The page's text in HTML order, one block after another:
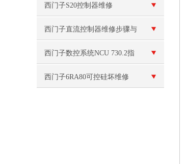
闸维修（所有故障现场检测）
西门子S20控制器维修
西门子直流控制器维修步骤与
注意事项
西门子数控系统NCU 730.2指
示灯全亮维修
西门子6RA80可控硅坏维修